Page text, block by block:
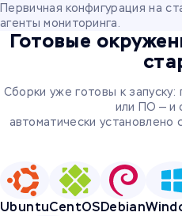
Первичная конфигурация на
агенты мониторинга.
Готовые
Сборки уже готовы к
или ПО — и
автоматически установлено
UbuntuCentOSDebian